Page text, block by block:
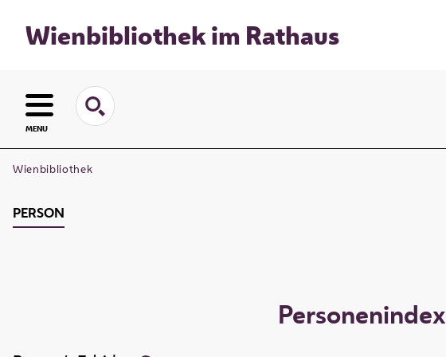
Wienbibliothek im Rathaus
MENU
Wienbibliothek
PERSON
Personenindex